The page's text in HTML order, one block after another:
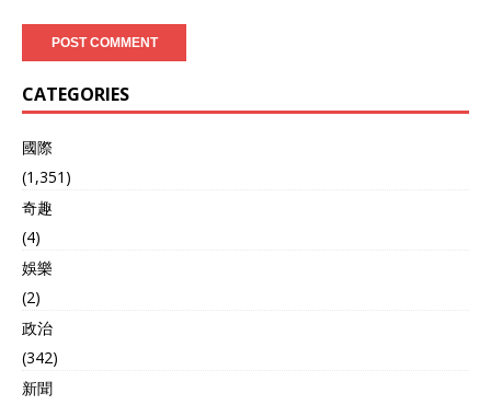
政收入的5%。 要知道那时
候中国人均年收入才几百
出来的。 42个工业项目、
车辆、180架战机。 这些数
硬生生改造成工业国。更别
说那180万吨粮食援助，相
当于给每个阿尔巴尼亚人发
了1吨多粮食。 援助后没多
久，局势开始变化，阿尔巴
尼亚本地人开始把这当作理
所当然。中国专家去现场检
查，有时看到设备就堆在外
面，没人管。 大家要求中国
全都包办，自己只负责开口
CATEGORIES
國際
(1,351)
奇趣
(4)
娛樂
(2)
政治
(342)
新聞